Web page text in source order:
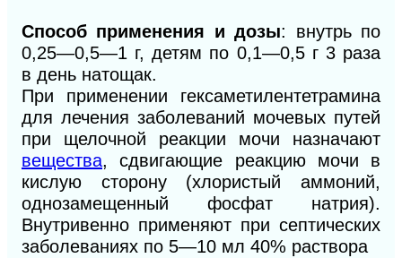
Способ применения и дозы: внутрь по
0,25—0,5—1 г, детям по 0,1—0,5 г 3 раза
в день натощак.
При применении гексаметилентетрамина
для лечения заболеваний мочевых путей
при щелочной реакции мочи назначают
вещества, сдвигающие реакцию мочи в
кислую сторону (хлористый аммоний,
однозамещенный фосфат натрия).
Внутривенно применяют при септических
заболеваниях по 5—10 мл 40% раствора